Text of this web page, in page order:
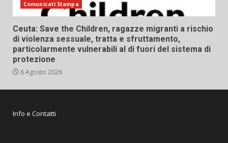
Comunicati Stampa
Ceuta: Save the Children, ragazze migranti a rischio
di violenza sessuale, tratta e sfruttamento,
particolarmente vulnerabili al di fuori del sistema di
protezione
6 Agosto 2026
Info e Contatti